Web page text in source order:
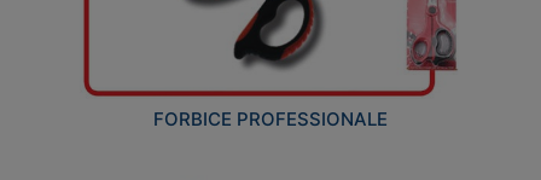
FORBICE PROFESSIONALE